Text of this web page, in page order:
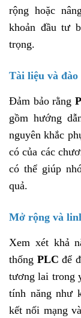
rộng hoặc
khoản đầu tư
trọng.
Tài liệu và đào
Đảm bảo rằng
gồm hướng
nguyên khắc
có của các
có thể giúp
quả.
Mở rộng và
Xem xét khả
thống PLCđể
tương lai trong
tính năng như
kết nối mạng